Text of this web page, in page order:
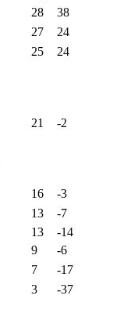
28
38
27
24
25 24
21 -2
16
-3
13
-7
13
-14
9
-6
7
-17
3
-37